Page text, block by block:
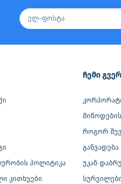
პოლიტიკა
კითხვები
‎ჩემი
როგორ
განვადება
უკან